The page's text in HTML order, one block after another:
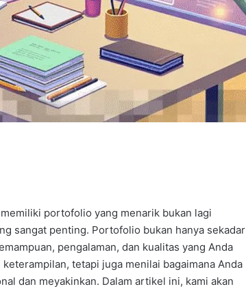
portofolio yang menarik bukan lagi
sangat penting. Portofolio bukan hanya sekadar
pengalaman, dan kualitas yang Anda
tetapi juga menilai bagaimana Anda
dan meyakinkan. Dalam artikel ini, kami akan